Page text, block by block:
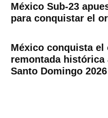
México Sub-23
para conquistar el
México conquista
remontada histórica
Santo Domingo 2026